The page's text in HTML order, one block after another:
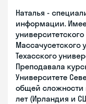
Наталья -
информации.
Массачусетского
Техасского
Преподавала
Университете
общей сложности
лет (Ирландия и